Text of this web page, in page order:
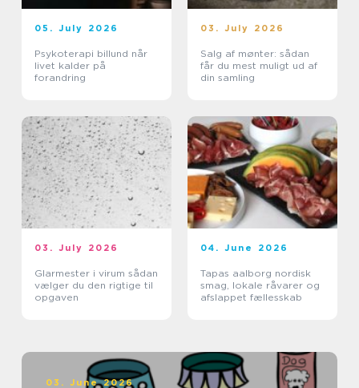
05. July 2026
Psykoterapi billund når
livet kalder på
forandring
03. July 2026
Salg af mønter: sådan
får du mest muligt ud af
din samling
03. July 2026
Glarmester i virum sådan
vælger du den rigtige til
opgaven
04. June 2026
Tapas aalborg nordisk
smag, lokale råvarer og
afslappet fællesskab
03. June 2026